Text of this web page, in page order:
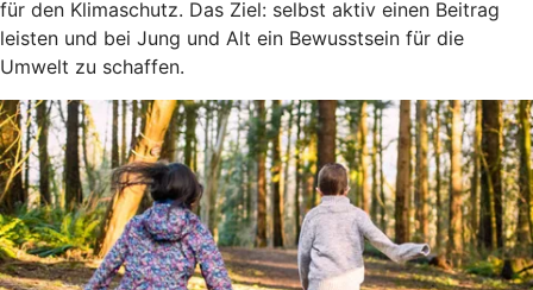
für den Klimaschutz. Das Ziel: selbst aktiv einen Beitrag
leisten und bei Jung und Alt ein Bewusstsein für die
Umwelt zu schaffen.